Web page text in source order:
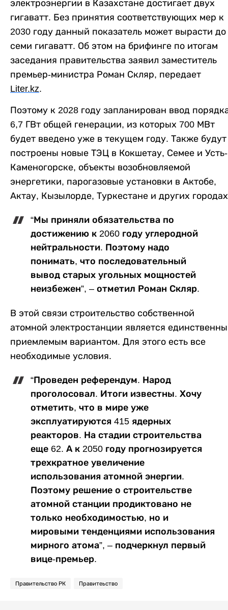
электроэнергии в Казахстане достигает двух
гигаватт. Без принятия соответствующих мер к
2030 году данный показатель может вырасти до
семи гигаватт. Об этом на брифинге по итогам
заседания правительства заявил заместитель
премьер-министра Роман Скляр, передает
Liter.kz.
Поэтому к 2028 году запланирован ввод
6,7 ГВт общей генерации, из которых 700 МВт
будет введено уже в текущем году. Также будут
построены новые ТЭЦ в Кокшетау, Семее и Усть-
Каменогорске, объекты возобновляемой
энергетики, парогазовые установки в Актобе,
Актау, Кызылорде, Туркестане и других
“Мы приняли обязательства по
достижению к 2060 году углеродной
нейтральности. Поэтому надо
понимать, что последовательный
вывод старых угольных мощностей
неизбежен”, – отметил Роман Скляр.
В этой связи строительство собственной
атомной электростанции является
приемлемым вариантом. Для этого есть все
необходимые условия.
“Проведен референдум. Народ
проголосовал. Итоги известны. Хочу
отметить, что в мире уже
эксплуатируются 415 ядерных
реакторов. На стадии строительства
еще 62. А к 2050 году прогнозируется
трехкратное увеличение
использования атомной энергии.
Поэтому решение о строительстве
атомной станции продиктовано не
только необходимостью, но и
мировыми тенденциями использования
мирного атома”, – подчеркнул первый
вице-премьер.
Правительство РК Правитеьство